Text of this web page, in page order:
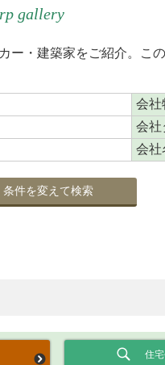
gallery
・建築家をご紹介。こ
会社
会社
会社
条件を変えて検索
住